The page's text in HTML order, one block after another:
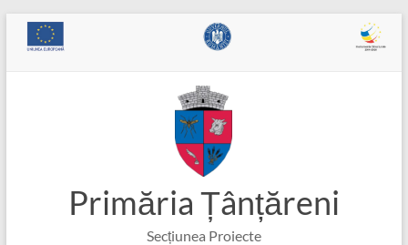
Skip
Primăria Țânțăreni
Secțiunea Proiecte